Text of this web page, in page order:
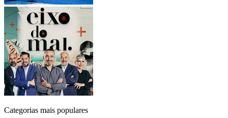
Categorias mais populares